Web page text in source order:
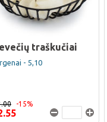
traškučiai
- 5,10
-15%